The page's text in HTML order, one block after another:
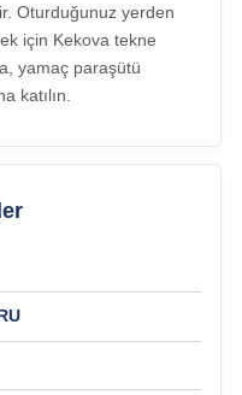
Oturduğunuz yerden
için Kekova tekne
yamaç paraşütü
katılın.